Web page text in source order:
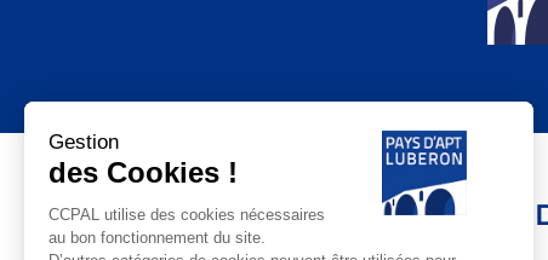
LE PAYS